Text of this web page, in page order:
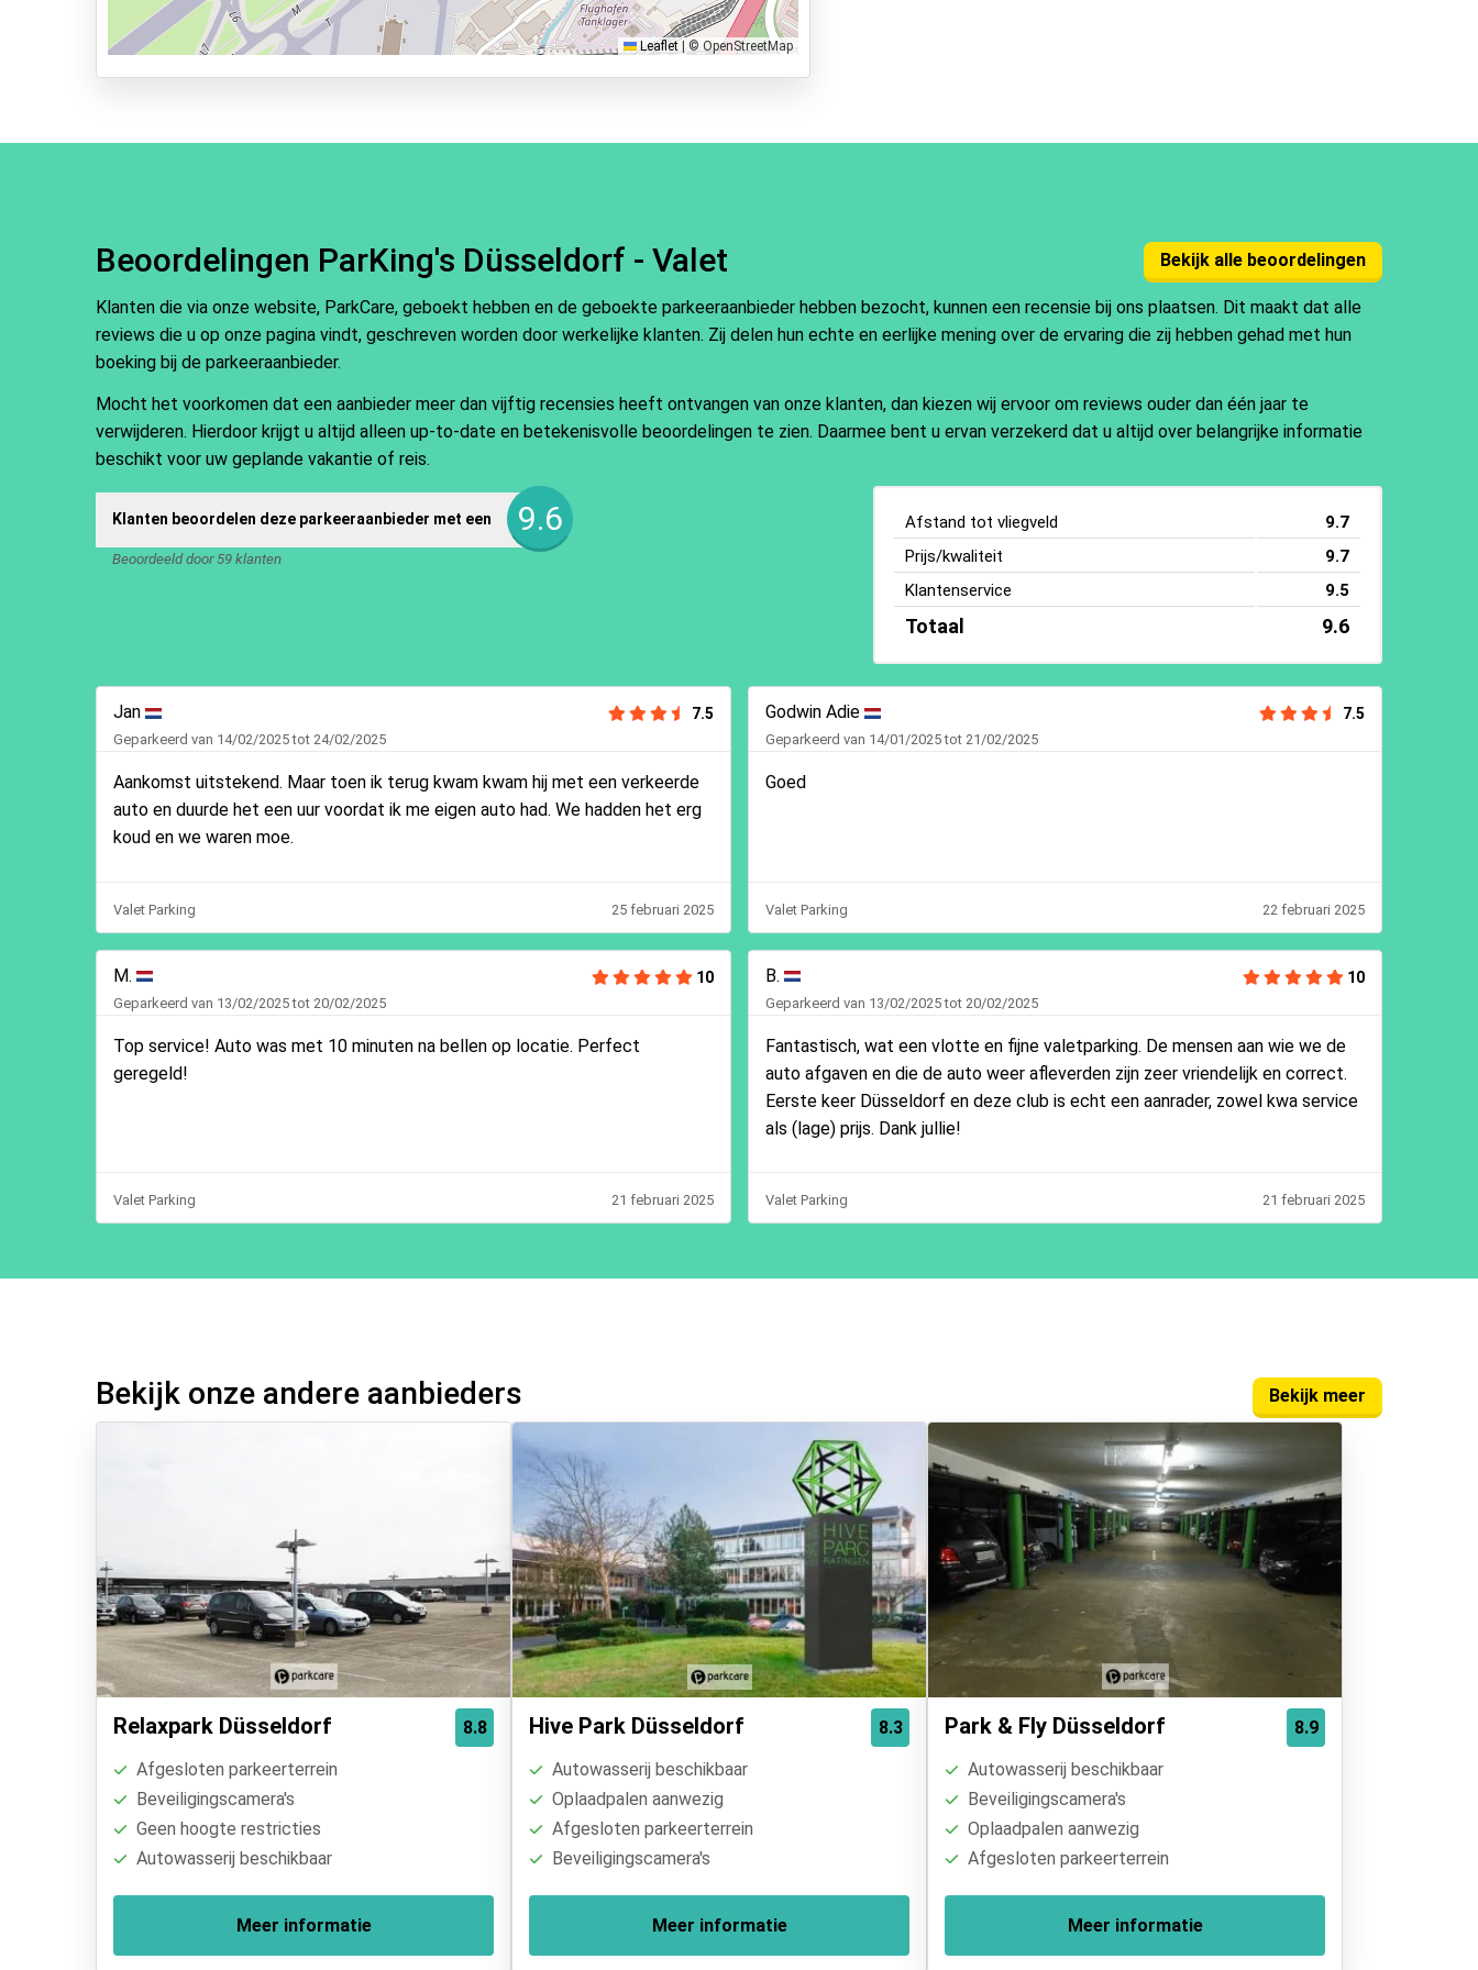
Valet Parking
Leaflet © OpenStreetMap
Beoordelingen ParKing's Düsseldorf - Valet Bekijk alle beoordelingen
Klanten die via onze website, ParkCare, geboekt hebben en de geboekte parkeeraanbieder hebben bezocht, kunnen een recensie bij ons plaatsen. Dit maakt dat alle
reviews die u op onze pagina vindt, geschreven worden door werkelijke klanten. Zij delen hun echte en eerlijke mening over de ervaring die zij hebben gehad met hun
boeking bij de parkeeraanbieder.
Mocht het voorkomen dat een aanbieder meer dan vijftig recensies heeft ontvangen van onze klanten, dan kiezen wij ervoor om reviews ouder dan één jaar te
verwijderen. Hierdoor krijgt u altijd alleen up-to-date en betekenisvolle beoordelingen te zien. Daarmee bent u ervan verzekerd dat u altijd over belangrijke informatie
beschikt voor uw geplande vakantie of reis.
Klanten beoordelen deze parkeeraanbieder met een 9.6
Beoordeeld door 59 klanten
Afstand tot vliegveld
9.7
Prijs/kwaliteit
9.7
Klantenservice
9.5
Totaal 9.6
Jan 7.5
Geparkeerd van 14/02/2025 tot 24/02/2025
Aankomst uitstekend. Maar toen ik terug kwam kwam hij met een verkeerde
auto en duurde het een uur voordat ik me eigen auto had. We hadden het erg
koud en we waren moe.
Valet Parking 25 februari 2025
Godwin Adie 7.5
Geparkeerd van 14/01/2025 tot 21/02/2025
Goed
Valet Parking 22 februari 2025
M. 10
Geparkeerd van 13/02/2025 tot 20/02/2025
Top service! Auto was met 10 minuten na bellen op locatie. Perfect
geregeld!
Valet Parking 21 februari 2025
B. 10
Geparkeerd van 13/02/2025 tot 20/02/2025
Fantastisch, wat een vlotte en fijne valetparking. De mensen aan wie we de
auto afgaven en die de auto weer afleverden zijn zeer vriendelijk en correct.
Eerste keer Düsseldorf en deze club is echt een aanrader, zowel kwa service
als (lage) prijs. Dank jullie!
Valet Parking 21 februari 2025
Bekijk onze andere aanbieders Bekijk meer
8.8
Relaxpark Düsseldorf
Afgesloten parkeerterrein
Beveiligingscamera's
Geen hoogte restricties
Autowasserij beschikbaar
Meer informatie
8.3
Hive Park Düsseldorf
Autowasserij beschikbaar
Oplaadpalen aanwezig
Afgesloten parkeerterrein
Beveiligingscamera's
Meer informatie
8.9
Park & Fly Düsseldorf
Autowasserij beschikbaar
Beveiligingscamera's
Oplaadpalen aanwezig
Afgesloten parkeerterrein
Meer informatie